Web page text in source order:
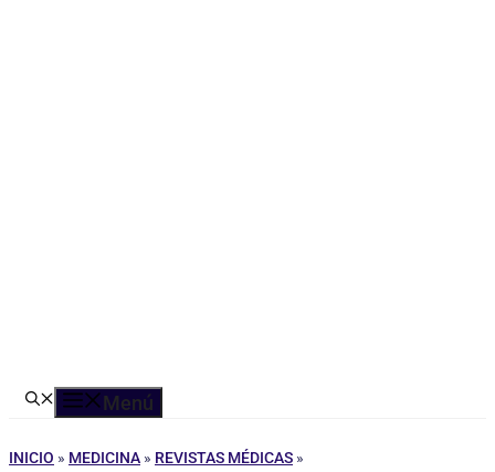
Menú
INICIO » MEDICINA » REVISTAS MÉDICAS »